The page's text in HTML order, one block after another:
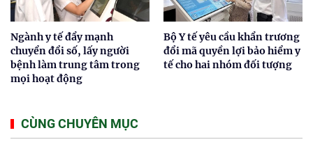
Ngành y tế đẩy mạnh
chuyển đổi số, lấy người
bệnh làm trung tâm trong
mọi hoạt động
Bộ Y tế yêu cầu khẩn trương
đổi mã quyền lợi bảo hiểm y
tế cho hai nhóm đối tượng
CÙNG CHUYÊN MỤC